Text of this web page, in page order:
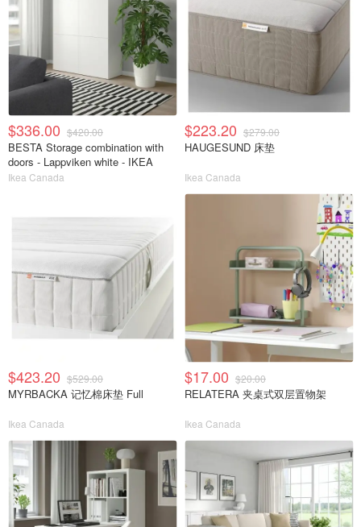
$336.00 $420.00
BESTA Storage combination with
doors - Lappviken white - IKEA
Ikea Canada
$223.20 $279.00
HAUGESUND 床垫
Ikea Canada
$423.20 $529.00
MYRBACKA 记忆棉床垫 Full
Ikea Canada
$17.00 $20.00
RELATERA 夹桌式双层置物架
Ikea Canada